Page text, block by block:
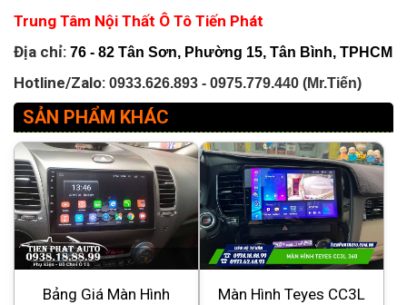
Trung Tâm Nội Thất Ô Tô Tiến Phát
Địa chỉ: 76 - 82 Tân Sơn, Phường 15, Tân Bình, TPHCM
Hotline/Zalo: 0933.626.893 - 0975.779.440 (Mr.Tiến)
SẢN PHẨM KHÁC
Bảng Giá Màn Hình
Màn Hình Teyes CC3L